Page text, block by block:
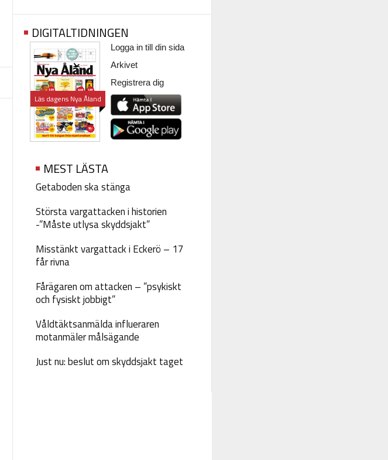
DIGITALTIDNINGEN
Läs dagens Nya Åland
Logga in till din sida
Arkivet
Registrera dig
MEST LÄSTA
Getaboden ska stänga
Största vargattacken i historien
-”Måste utlysa skyddsjakt”
Misstänkt vargattack i Eckerö – 17
får rivna
Fårägaren om attacken – ”psykiskt
och fysiskt jobbigt”
Våldtäktsanmälda influeraren
motanmäler målsägande
Just nu: beslut om skyddsjakt taget